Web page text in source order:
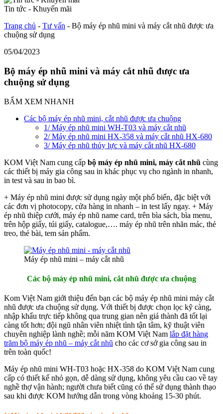
Tin tức - Khuyến mãi
Trang chủ - Tư vấn - Bộ máy ép nhũ mini và máy cắt nhũ được ưa
chuộng sử dụng
05/04/2023
Bộ máy ép nhũ mini và máy cắt nhũ được ưa
chuộng sử dụng
BẤM XEM NHANH
Các bộ máy ép nhũ mini, cắt nhũ được ưa chuộng
1/ Máy ép nhũ mini WH-T03 và máy cắt nhũ
2/ Máy ép nhũ mini HX-358 và máy cắt nhũ HX-680
3/ Máy ép nhũ thủy lực và máy cắt nhũ HX-680
KOM Việt Nam cung cấp bộ máy ép nhũ mini, máy cắt nhũ cùng
các thiết bị máy gia công sau in khác phục vụ cho ngành in nhanh,
in test và sau in bao bì.
+ Máy ép nhũ mini được sử dụng ngày một phổ biến, đặc biệt với
các đơn vị photocopy, cửa hàng in nhanh – in test lấy ngay. + Máy
ép nhũ thiệp cưới, máy ép nhũ name card, trên bìa sách, bìa menu,
trên hộp giấy, túi giấy, catalogue,…. máy ép nhũ trên nhãn mác, thẻ
treo, thẻ bài, tem sản phẩm.
Máy ép nhũ mini – máy cắt nhũ
Các bộ máy ép nhũ mini, cắt nhũ được ưa chuộng
Kom Việt Nam giới thiệu đến bạn các bộ máy ép nhũ mini máy cắt
nhũ được ưa chuộng sử dụng. Với thiết bị được chọn lọc kỹ càng,
nhập khẩu trực tiếp không qua trung gian nên giá thành đã tốt lại
càng tốt hơn; đội ngũ nhân viên nhiệt tình tận tâm, kỹ thuật viên
chuyên nghiệp lành nghề; mỗi năm KOM Việt Nam lắp đặt hàng
trăm bộ máy ép nhũ – máy cắt nhũ cho các cơ sở gia công sau in
trên toàn quốc!
Máy ép nhũ mini WH-T03 hoặc HX-358 do KOM Việt Nam cung
cấp có thiết kế nhỏ gọn, dễ dàng sử dụng, không yêu cầu cao về tay
nghề thợ vận hành; người chưa biết cũng có thể sử dụng thành thạo
sau khi được KOM hướng dẫn trong vòng khoảng 15-30 phút.